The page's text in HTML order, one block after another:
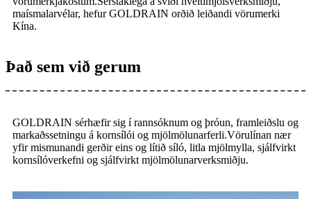
maísmalarvélar, hefur GOLDRAIN orðið leiðandi vörumerki
Kína.
Það sem við gerum
GOLDRAIN sérhæfir sig í rannsóknum og þróun, framleiðslu og
markaðssetningu á kornsílói og mjölmölunarferli.Vörulínan nær
yfir mismunandi gerðir eins og lítið síló, litla mjölmylla, sjálfvirkt
kornsílóverkefni og sjálfvirkt mjölmölunarverksmiðju.